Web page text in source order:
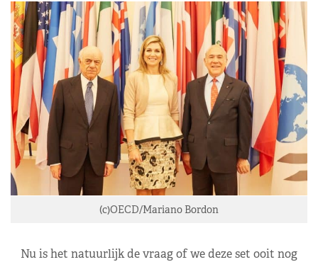
(c)OECD/Mariano Bordon
Nu is het natuurlijk de vraag of we deze set ooit nog